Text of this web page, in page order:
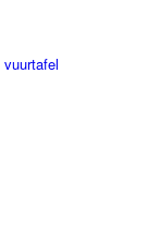
vuurtafel